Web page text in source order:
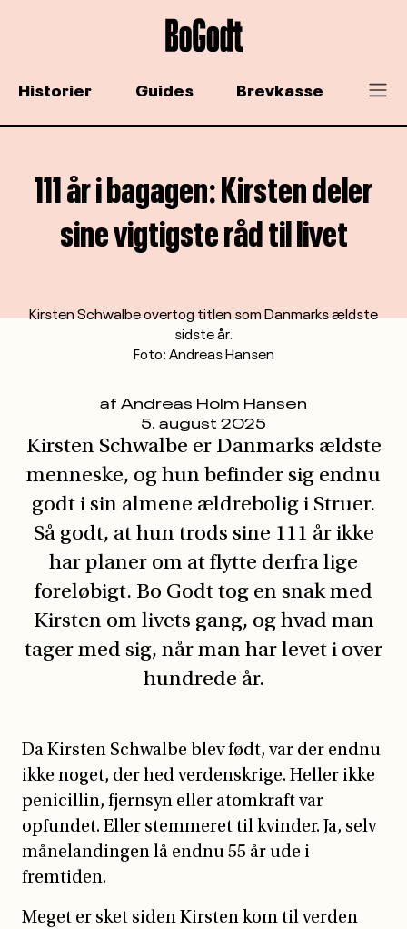
Historier Guides Brevkasse
Kirsten Schwalbe er Danmarks ældste
menneske, og hun befinder sig endnu
godt i sin almene ældrebolig i Struer.
Så godt, at hun trods sine 111 år ikke
har planer om at flytte derfra lige
foreløbigt. Bo Godt tog en snak med
Kirsten om livets gang, og hvad man
tager med sig, når man har levet i over
hundrede år.
Da Kirsten Schwalbe blev født, var der endnu
ikke noget, der hed verdenskrige. Heller ikke
penicillin, fjernsyn eller atomkraft var
opfundet. Eller stemmeret til kvinder. Ja, selv
månelandingen lå endnu 55 år ude i
fremtiden.
Meget er sket siden Kirsten kom til verden